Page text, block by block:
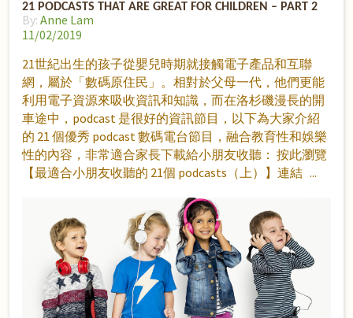
21 PODCASTS THAT ARE GREAT FOR CHILDREN – PART 2
By: Anne Lam
11/02/2019
21世紀出生的孩子從嬰兒時期就接觸電子產品和互聯
網，屬於「數碼原住民」。相對於父母一代，他們更能
利用電子資源來吸收資訊和知識，而在洛杉磯漫長的開
車途中，podcast 是很好的資訊節目，以下為大家介紹
的 21 個優秀 podcast 數碼電台節目，融合教育性和娛樂
性的內容，非常適合家長下載給小朋友收聽： 按此瀏覽
【最適合小朋友收聽的 21個 podcasts（上）】連結